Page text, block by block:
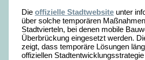
Die offizielle Stadtwebsite unter
über solche temporären
Stadtvierteln, bei denen mobile
Überbrückung eingesetzt werden.
zeigt, dass temporäre Lösungen
offiziellen